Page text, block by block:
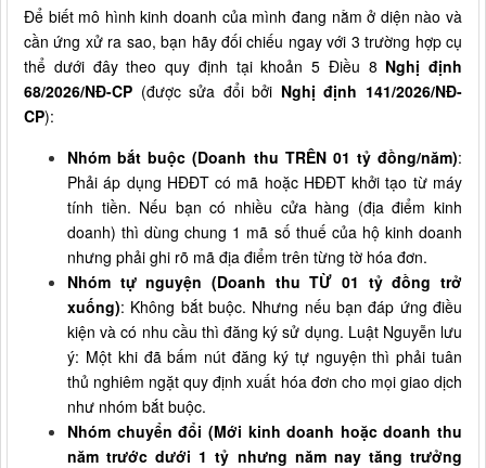
Để biết mô hình kinh doanh của mình đang nằm ở diện nào và
cần ứng xử ra sao, bạn hãy đối chiếu ngay với 3 trường hợp cụ
thể dưới đây theo quy định tại khoản 5 Điều 8 Nghị định
68/2026/NĐ-CP (được sửa đổi bởi Nghị định 141/2026/NĐ-
CP):
Nhóm bắt buộc (Doanh thu TRÊN 01 tỷ đồng/năm):
Phải áp dụng HĐĐT có mã hoặc HĐĐT khởi tạo từ máy
tính tiền. Nếu bạn có nhiều cửa hàng (địa điểm kinh
doanh) thì dùng chung 1 mã số thuế của hộ kinh doanh
nhưng phải ghi rõ mã địa điểm trên từng tờ hóa đơn.
Nhóm tự nguyện (Doanh thu TỪ 01 tỷ đồng trở
xuống): Không bắt buộc. Nhưng nếu bạn đáp ứng điều
kiện và có nhu cầu thì đăng ký sử dụng. Luật Nguyễn lưu
ý: Một khi đã bấm nút đăng ký tự nguyện thì phải tuân
thủ nghiêm ngặt quy định xuất hóa đơn cho mọi giao dịch
như nhóm bắt buộc.
Nhóm chuyển đổi (Mới kinh doanh hoặc doanh thu
năm trước dưới 1 tỷ nhưng năm nay tăng trưởng